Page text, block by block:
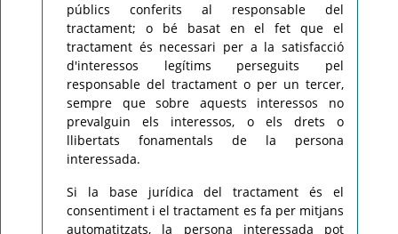
públics conferits al responsable del
tractament; o bé basat en el fet que el
tractament és necessari per a la satisfacció
d'interessos legítims perseguits pel
responsable del tractament o per un tercer,
sempre que sobre aquests interessos no
prevalguin els interessos, o els drets o
llibertats fonamentals de la persona
interessada.
Si la base jurídica del tractament és el
consentiment i el tractament es fa per mitjans
automatitzats, la persona interessada pot